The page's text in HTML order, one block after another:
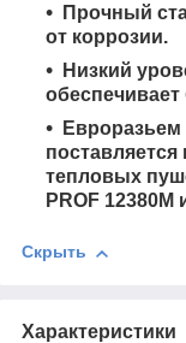
Прочный
от коррозии.
Низкий
Евроразьем
тепловых
PROF 12380M
Скрыть
Характеристики